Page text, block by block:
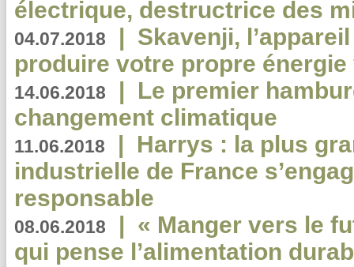
électrique, destructrice des
04.07.2018 | Skavenji,
produire votre propre
14.06.2018 | Le premier
changement climatique
11.06.2018 | Harrys : la plus
industrielle de France
responsable
08.06.2018 | « Manger vers le
qui pense l’alimentation